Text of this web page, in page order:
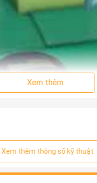
Xem thêm
Xem thêm thông số kỹ thuật